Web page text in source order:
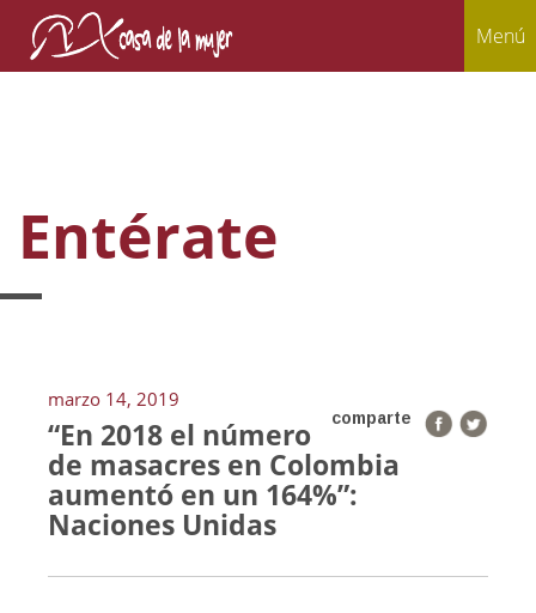
Menú
Entérate
marzo 14, 2019
comparte
“En 2018 el número
de masacres en Colombia
aumentó en un 164%”:
Naciones Unidas